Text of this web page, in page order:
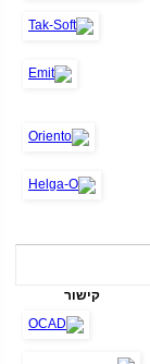
קישור